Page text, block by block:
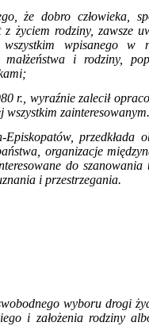
że dobro człowieka,
życiem rodziny, zawsze
wszystkim wpisane­go w
małżeństwa i rodziny,
r., wyraź­nie zalecił
wszystkim zainteresowanym.
przedkłada
organizacje
do
i przestrzegania.
wy­boru drogi
i założenia rodziny